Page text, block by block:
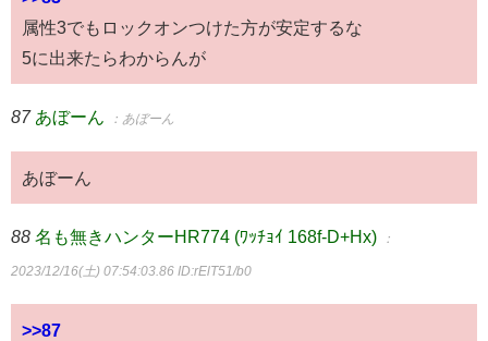
属性3でもロックオンつけた方が安定するな
5に出来たらわからんが
87 あぼーん ：あぼーん
あぼーん
88 名も無きハンターHR774 (ﾜｯﾁｮｲ 168f-D+Hx) ：
2023/12/16(土) 07:54:03.86 ID:rElT51/b0
>>87